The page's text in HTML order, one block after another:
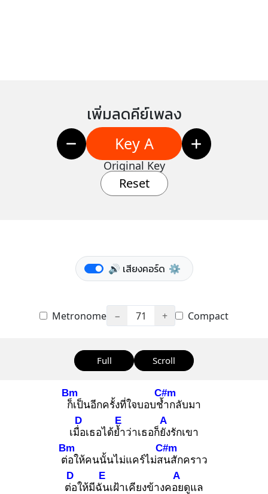
เพิ่มลดคีย์เพลง
Key A
Original Key
Reset
🔊 เสียงคอร์ด ⚙️
Metronome − 71 + Compact
Full Scroll
ก็เ
Bm
ป็นอีกครั้งที่ใจบอบช้ำ
C#m
กลับมา
เมื่อ
D
เธอได้ย้ำ
E
ว่าเธอก็ยัง
A
รักเขา
ต่อ
Bm
ให้คนนั้นไม่แคร์ไม่สน
C#m
สักคราว
ต่อ
D
ให้มีฉัน
E
เฝ้าเคียงข้างคอย
A
ดูแล